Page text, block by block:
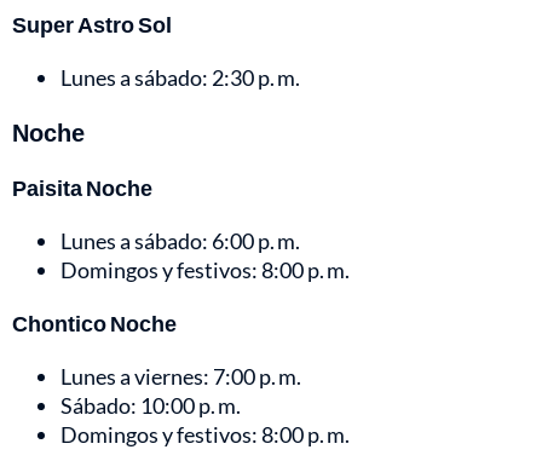
Super Astro Sol
Lunes a sábado: 2:30 p. m.
Noche
Paisita Noche
Lunes a sábado: 6:00 p. m.
Domingos y festivos: 8:00 p. m.
Chontico Noche
Lunes a viernes: 7:00 p. m.
Sábado: 10:00 p. m.
Domingos y festivos: 8:00 p. m.